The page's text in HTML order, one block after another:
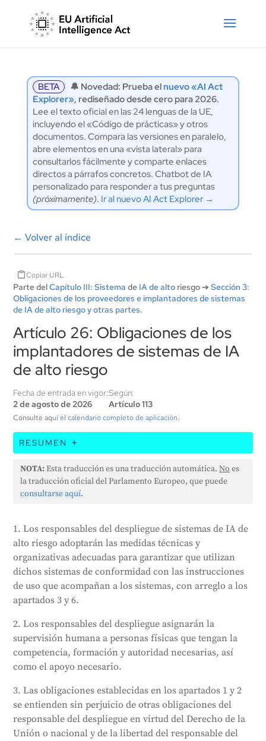
BETA 🔔 Novedad: Prueba elnuevo «AI Act
Explorer», rediseñado desde cero para 2026.
Lee el texto oficial en las 24 lenguas de la UE,
incluyendo el «Código de prácticas» y otros
documentos. Compara las versiones en paralelo,
abre elementos en una «vista lateral» para
consultarlos fácilmente y comparte enlaces
directos a párrafos concretos. Chatbot de IA
personalizado para responder a tus preguntas
(próximamente). Ir al nuevo AI Act Explorer →
←Volver al índice
Copiar URL
Parte delCapítulo III: Sistema de IA de alto riesgo ➔Sección 3:
Obligaciones de los proveedores e implantadores de sistemas
de IA de alto riesgo y otras partes.
Artículo 26: Obligaciones de los
implantadores de sistemas de IA
de alto riesgo
Fecha de entrada en vigor:
2 de agosto de 2026
Según:
Artículo 113
Consulte aquíel calendario completo de aplicación.
RESUMEN
Este artículo describe las responsabilidades de
quienes despliegan sistemas de IA de alto riesgo.
Entre ellas se incluyen utilizar los sistemas según las
y supervisar el funcionamiento del sistema. Si se
detecta un riesgo, debe informarse inmediatamente
al proveedor y a las autoridades competentes.
Además, deben conservar los registros generados
por el sistema de IA durante al menos seis meses.
Antes de utilizar un sistema de IA de alto riesgo, debe
informarse a los trabajadores. Si el sistema no está
registrado en la base de datos de la UE, no debe
utilizarse. Los responsables de los despliegues
también deben cumplir las evaluaciones de
protección de datos y cooperar con las autoridades
pertinentes.
Generado porCLaiRK, editado por nosotros.
NOTA:Esta traducción es una traducción automática.No es
la traducción oficial del Parlamento Europeo, que puede
consultarse aquí.
1. Los responsables del despliegue de sistemas de IA de
alto riesgo adoptarán las medidas técnicas y
organizativas adecuadas para garantizar que utilizan
dichos sistemas de conformidad con las instrucciones
de uso que acompañan a los sistemas, con arreglo a los
apartados 3 y 6.
2. Los responsables del despliegue asignarán la
supervisión humana a personas físicas que tengan la
competencia, formación y autoridad necesarias, así
como el apoyo necesario.
3. Las obligaciones establecidas en los apartados 1 y 2
se entienden sin perjuicio de otras obligaciones del
responsable del despliegue en virtud del Derecho de la
Unión o nacional y de la libertad del responsable del